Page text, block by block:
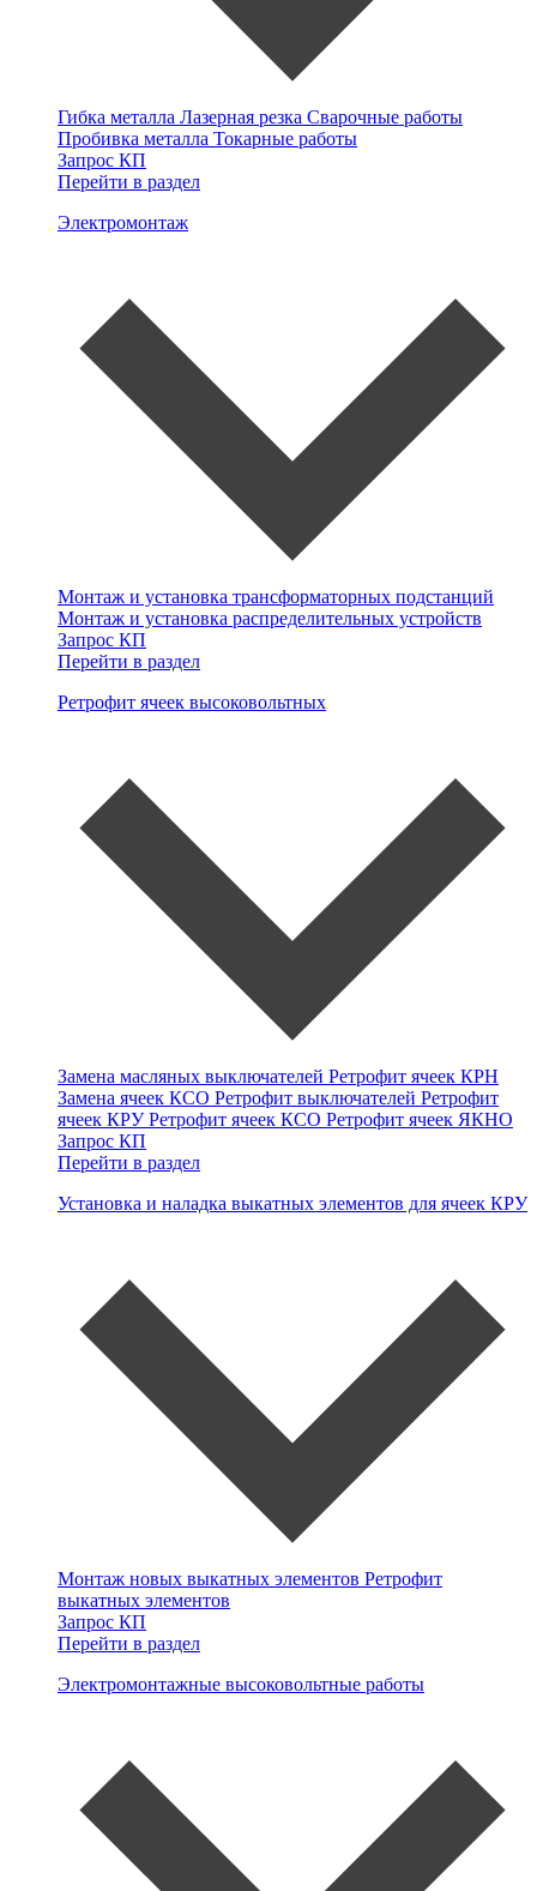
Гибка металла Лазерная резка Сварочные работы
Пробивка металла Токарные работы
Запрос КП
Перейти в раздел
Электромонтаж
Монтаж и установка трансформаторных подстанций
Монтаж и установка распределительных устройств
Запрос КП
Перейти в раздел
Ретрофит ячеек высоковольтных
Замена масляных выключателей Ретрофит ячеек КРН
Замена ячеек КСО Ретрофит выключателей Ретрофит
ячеек КРУРетрофит ячеек КСО Ретрофит ячеек ЯКНО
Запрос КП
Перейти в раздел
Установка и наладка выкатных элементов для ячеек КРУ
Монтаж новых выкатных элементов Ретрофит
выкатных элементов
Запрос КП
Перейти в раздел
Электромонтажные высоковольтные работы